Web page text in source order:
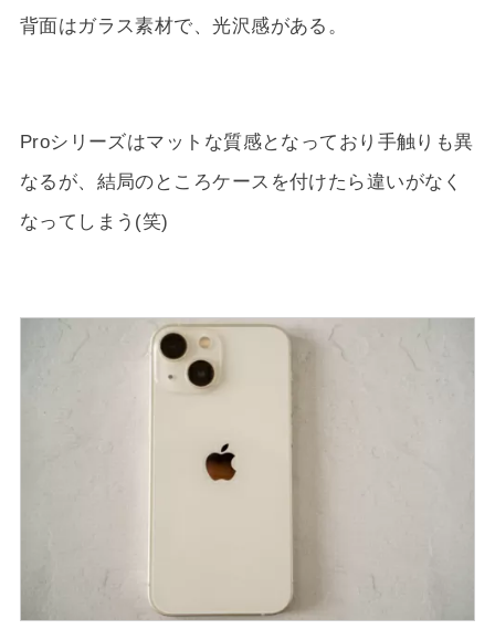
背面はガラス素材で、光沢感がある。
Proシリーズはマットな質感となっており手触りも異
なるが、結局のところケースを付けたら違いがなく
なってしまう(笑)